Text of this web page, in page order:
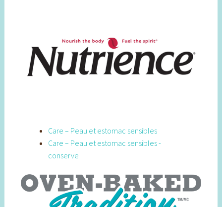
Care – Peau et estomac sensibles
Care – Peau et estomac sensibles -
conserve